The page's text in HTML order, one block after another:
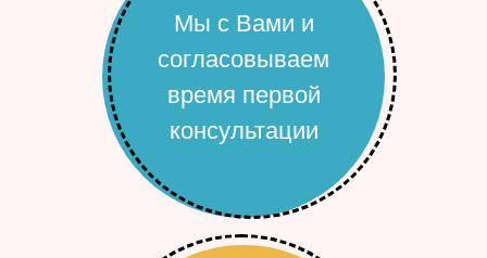
Мы с Вами и
согласовываем
время первой
консультации